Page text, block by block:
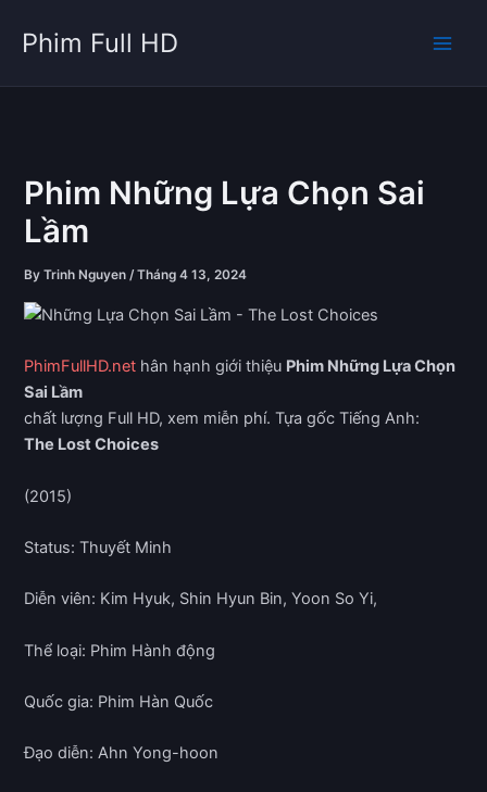
Phim Full HD
Phim Những Lựa Chọn Sai
Lầm
ByTrinh Nguyen/Tháng 4 13, 2024
PhimFullHD.net hân hạnh giới thiệu Phim Những Lựa Chọn
Sai Lầm
chất lượng Full HD, xem miễn phí. Tựa gốc Tiếng Anh:
The Lost Choices
(2015)
Status: Thuyết Minh
Diễn viên: Kim Hyuk, Shin Hyun Bin, Yoon So Yi,
Thể loại: Phim Hành động
Quốc gia: Phim Hàn Quốc
Đạo diễn: Ahn Yong-hoon